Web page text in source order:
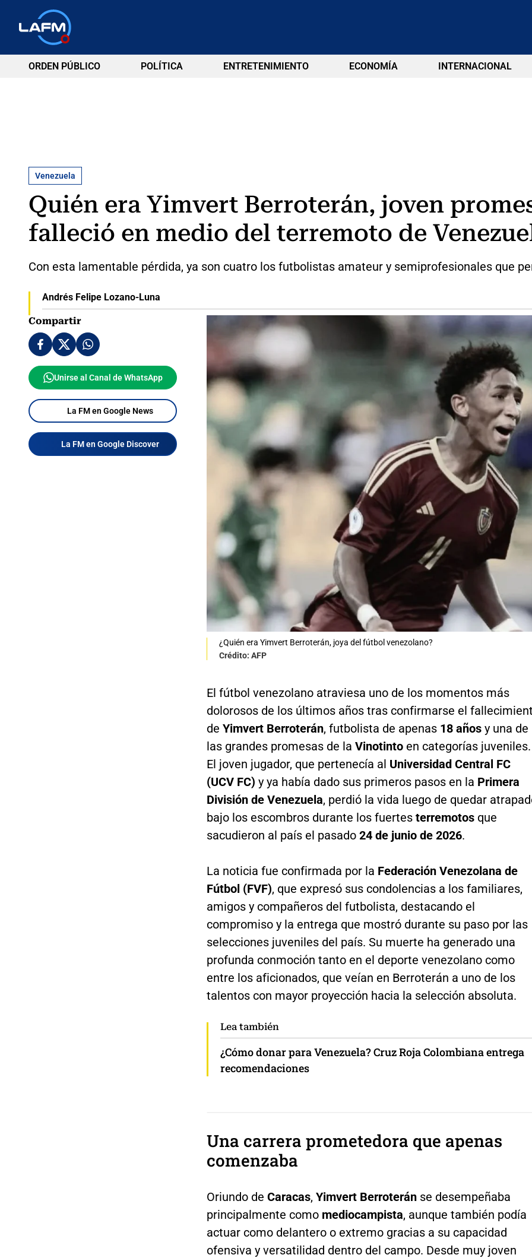
ORDEN PÚBLICO POLÍTICA ENTRETENIMIENTO ECONOMÍA INTERNACIONAL
Venezuela
Quién era Yimvert Berroterán, joven
falleció en medio del terremoto de
Con esta lamentable pérdida, ya son cuatro los futbolistas amateur y semiprofesionales que
Andrés Felipe Lozano-Luna
Compartir
Unirse al Canal de WhatsApp
La FM en Google News
La FM en Google Discover
¿Quién era Yimvert Berroterán, joya del fútbol venezolano?
Crédito: AFP
El fútbol venezolano atraviesa uno de los momentos más
dolorosos de los últimos años tras confirmarse el
de Yimvert Berroterán, futbolista de apenas 18 añosy una de
las grandes promesas de la Vinotintoen categorías juveniles.
El joven jugador, que pertenecía al Universidad Central FC
(UCV FC) y ya había dado sus primeros pasos en la Primera
División de Venezuela, perdió la vida luego de quedar
bajo los escombros durante los fuertes terremotosque
sacudieron al país el pasado 24 de junio de 2026.
La noticia fue confirmada por la Federación Venezolana de
Fútbol (FVF), que expresó sus condolencias a los familiares,
amigos y compañeros del futbolista, destacando el
compromiso y la entrega que mostró durante su paso por las
selecciones juveniles del país. Su muerte ha generado una
profunda conmoción tanto en el deporte venezolano como
entre los aficionados, que veían en Berroterán a uno de los
talentos con mayor proyección hacia la selección absoluta.
Lea también
¿Cómo donar para Venezuela? Cruz Roja Colombiana entrega
recomendaciones
Una carrera prometedora que apenas
comenzaba
Oriundo de Caracas, Yimvert Berroteránse desempeñaba
principalmente como mediocampista, aunque también podía
actuar como delantero o extremo gracias a su capacidad
ofensiva y versatilidad dentro del campo. Desde muy joven